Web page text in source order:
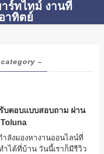
ร์ทไทม์ งานที่
าทิตย์
–
บตอบแบบสอบถาม ผ่าน
ำลังมองหางานออนไลน์ที่
ำได้ที่บ้าน วันนี้เราก็มีรีวิว